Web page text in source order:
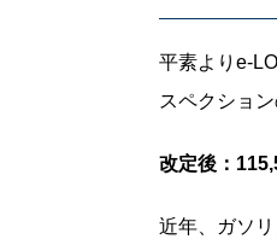
平素よりe-
スペクショ
改定後：
近年、ガソ